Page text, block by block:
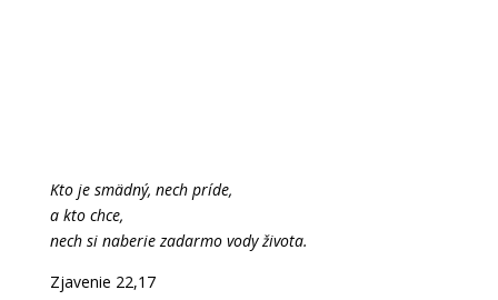
Kto je smädný, nech príde,
a kto chce,
nech si naberie zadarmo vody života.
Zjavenie 22,17